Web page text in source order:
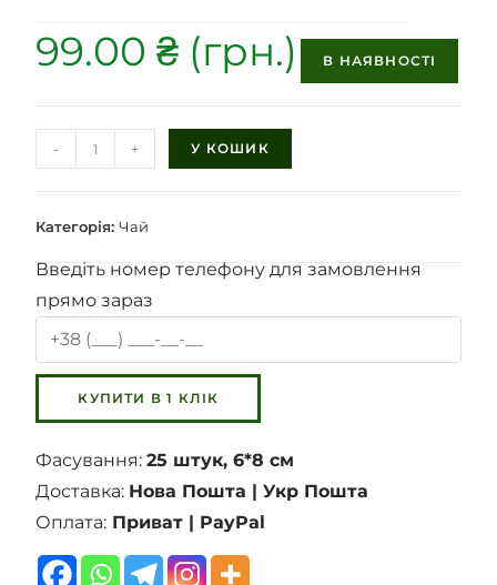
99.00₴ В НАЯВНОСТІ
- + У КОШИК
Категорія:Чай
Введіть номер телефону для замовлення
прямо зараз
Фасування:25 штук, 6*8 см
Доставка: Нова Пошта | Укр Пошта
Оплата: Приват | PayPal